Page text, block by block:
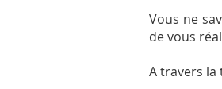
Vous ne
de vous
A travers la